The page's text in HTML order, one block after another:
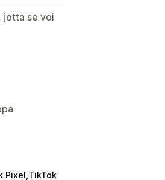
jotta se voi
Pixel,TikTok